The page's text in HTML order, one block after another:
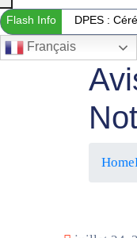
Flash Info DPES :
Français
Home